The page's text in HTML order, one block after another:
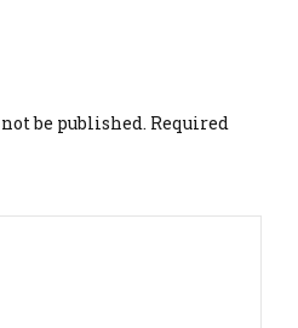
be published. Required